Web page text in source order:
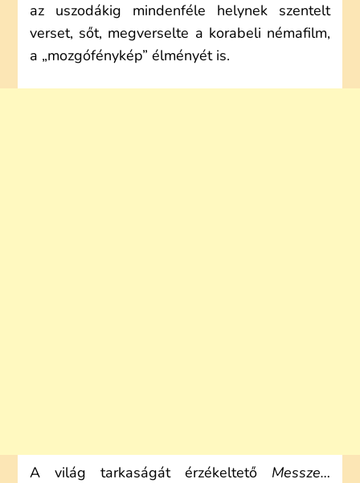
az uszodákig mindenféle helynek szentelt
verset, sőt, megverselte a korabeli némafilm,
a „mozgófénykép” élményét is.
A világ tarkaságát érzékeltető Messze…